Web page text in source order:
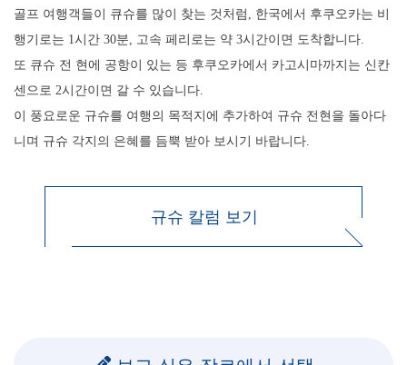
골프 여행객들이 큐슈를 많이 찾는 것처럼, 한국에서 후쿠오카는 비
행기로는 1시간 30분, 고속 페리로는 약 3시간이면 도착합니다.
또 큐슈 전 현에 공항이 있는 등 후쿠오카에서 카고시마까지는 신칸
센으로 2시간이면 갈 수 있습니다.
이 풍요로운 규슈를 여행의 목적지에 추가하여 규슈 전현을 돌아다
니며 규슈 각지의 은혜를 듬뿍 받아 보시기 바랍니다.
규슈 칼럼 보기